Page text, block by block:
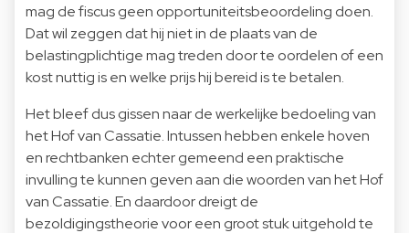
mag de fiscus geen opportuniteitsbeoordeling doen.
Dat wil zeggen dat hij niet in de plaats van de
belastingplichtige mag treden door te oordelen of een
kost nuttig is en welke prijs hij bereid is te betalen.
Het bleef dus gissen naar de werkelijke bedoeling van
het Hof van Cassatie. Intussen hebben enkele hoven
en rechtbanken echter gemeend een praktische
invulling te kunnen geven aan die woorden van het Hof
van Cassatie. En daardoor dreigt de
bezoldigingstheorie voor een groot stuk uitgehold te